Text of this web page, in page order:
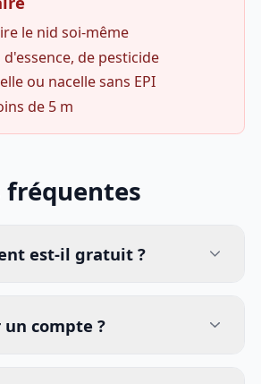
le nid soi-même
de pesticide
ou nacelle sans EPI
de 5 m
fréquentes
est-il gratuit ?
un compte ?